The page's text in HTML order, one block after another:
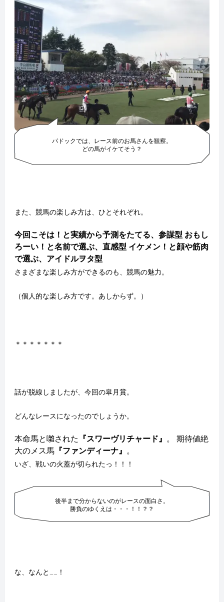
パドックでは、レース前のお馬さんを観察。
どの馬がイケてそう？
また、競馬の楽しみ方は、ひとそれぞれ。
今回こそは！と実績から予測をたてる、参謀型 おもし
ろーい！と名前で選ぶ、直感型 イケメン！と顔や筋肉
で選ぶ、アイドルヲタ型
さまざまな楽しみ方ができるのも、競馬の魅力。
（個人的な楽しみ方です。あしからず。）
＊＊＊＊＊＊＊
話が脱線しましたが、今回の皐月賞。
どんなレースになったのでしょうか。
本命馬と囃された 『スワーヴリチャード』 。 期待値絶
大のメス馬 『ファンディーナ』 。
いざ、戦いの火蓋が切られたっ！！！
後半まで分からないのがレースの面白さ。
勝負のゆくえは・・・！！？？
な、なんと……！